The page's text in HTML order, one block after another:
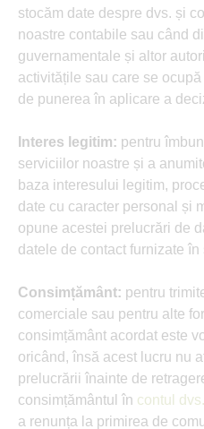
stocăm date despre dvs. și
noastre contabile sau când
guvernamentale și altor
activitățile sau care se
de punerea în aplicare a
Interes legitim: pentru
serviciilor noastre și a
baza interesului legitim,
date cu caracter personal și
opune acestei prelucrări de
datele de contact furnizate în
Consimțământ: pentru
comerciale sau pentru alte
consimțământ acordat este
oricând, însă acest lucru nu
prelucrării înainte de
consimțământul în contul dvs.
a renunța la primirea de